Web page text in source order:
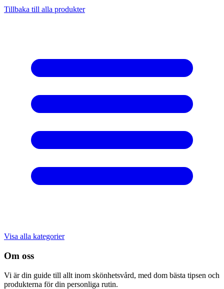
Tillbaka till alla produkter
Visa alla kategorier
Om oss
Vi är din guide till allt inom skönhetsvård, med dom bästa tipsen och
produkterna för din personliga rutin.